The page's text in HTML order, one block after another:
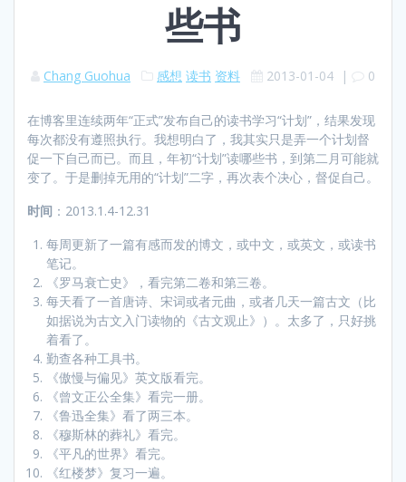
些书
Chang Guohua 感想 读书 资料 2013-01-04 | 0
在博客里连续两年“正式”发布自己的读书学习“计划”，结果发现
每次都没有遵照执行。我想明白了，我其实只是弄一个计划督
促一下自己而已。而且，年初“计划”读哪些书，到第二月可能就
变了。于是删掉无用的“计划”二字，再次表个决心，督促自己。
时间 ：2013.1.4-12.31
每周更新了一篇有感而发的博文，或中文，或英文，或读书
笔记。
《罗马衰亡史》，看完第二卷和第三卷。
每天看了一首唐诗、宋词或者元曲，或者几天一篇古文（比
如据说为古文入门读物的《古文观止》）。太多了，只好挑
着看了。
勤查各种工具书。
《傲慢与偏见》英文版看完。
《曾文正公全集》看完一册。
《鲁迅全集》看了两三本。
《穆斯林的葬礼》看完。
《平凡的世界》看完。
《红楼梦》复习一遍。